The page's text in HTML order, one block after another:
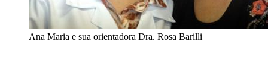
Ana Maria e sua orientadora Dra. Rosa Barilli